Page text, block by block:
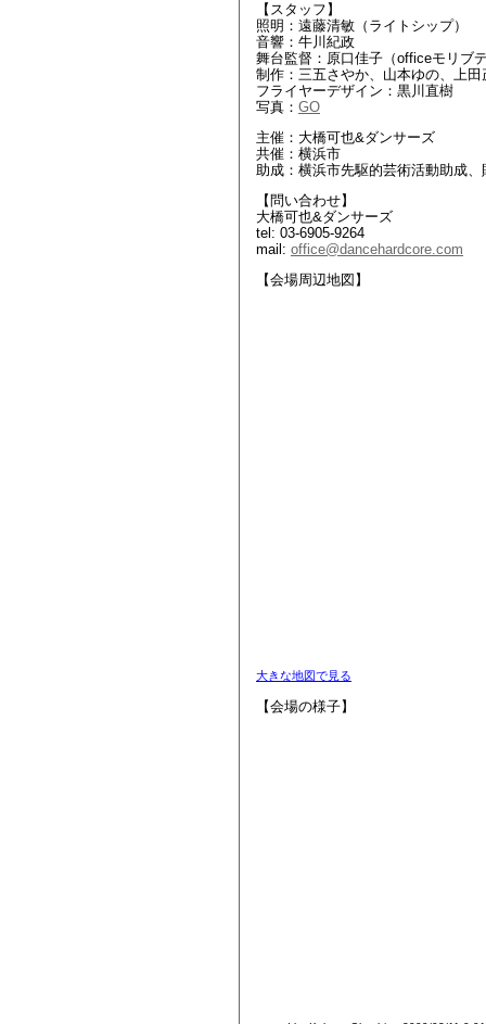
【スタッフ】
照明：遠藤清敏（ライトシップ）
音響：牛川紀政
舞台監督：原口佳子（officeモリブ
制作：三五さやか、山本ゆの、上
フライヤーデザイン：黒川直樹
写真： GO
主催：大橋可也&ダンサーズ
共催：横浜市
助成：横浜市先駆的芸術活動助成
【問い合わせ】
大橋可也&ダンサーズ
tel: 03-6905-9264
mail: office@dancehardcore.com
【会場周辺地図】
大きな地図で見る
【会場の様子】